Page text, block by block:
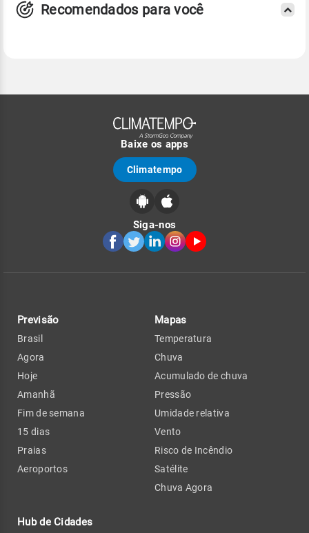
Recomendados para você
Baixe os apps
Climatempo
Siga-nos
Previsão
Brasil
Agora
Hoje
Amanhã
Fim de semana
15 dias
Praias
Aeroportos
Hub de Cidades
Mapas
Temperatura
Chuva
Acumulado de chuva
Pressão
Umidade relativa
Vento
Risco de Incêndio
Satélite
Chuva Agora